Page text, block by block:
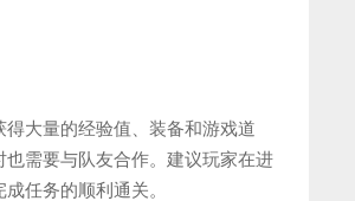
大量的经验值、装备和游戏道
需要与队友合作。建议玩家在进
任务的顺利通关。